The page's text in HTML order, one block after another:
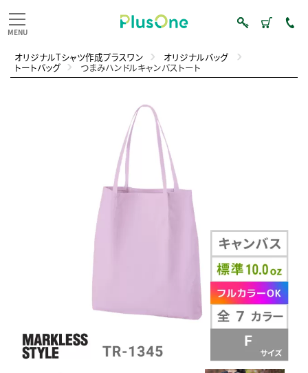
オリジナルTシャツ作成プラスワン オリジナルバッグ
トートバッグ つまみハンドルキャンバストート